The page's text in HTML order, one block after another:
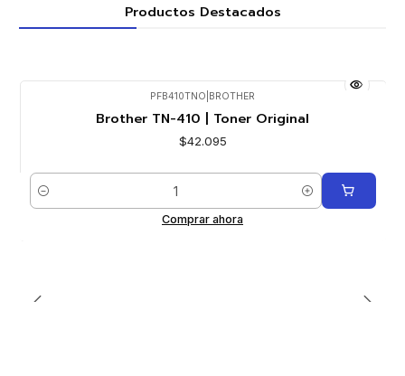
Productos Destacados
PFB410TNO BROTHER
Brother TN-410 | Toner Original
$42.095
Cantidad
Comprar ahora